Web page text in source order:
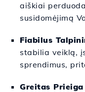
aiškiai
susidomėjimą
Fiabilus
stabilia veiklą,
sprendimus,
Greitas